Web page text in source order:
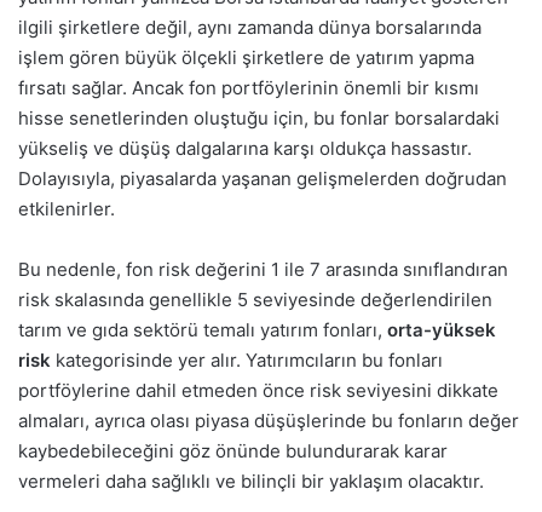
ilgili şirketlere değil, aynı zamanda dünya borsalarında
işlem gören büyük ölçekli şirketlere de yatırım yapma
fırsatı sağlar. Ancak fon portföylerinin önemli bir kısmı
hisse senetlerinden oluştuğu için, bu fonlar borsalardaki
yükseliş ve düşüş dalgalarına karşı oldukça hassastır.
Dolayısıyla, piyasalarda yaşanan gelişmelerden doğrudan
etkilenirler.
Bu nedenle, fon risk değerini 1 ile 7 arasında sınıflandıran
risk skalasında genellikle 5 seviyesinde değerlendirilen
tarım ve gıda sektörü temalı yatırım fonları, orta-yüksek
risk kategorisinde yer alır. Yatırımcıların bu fonları
portföylerine dahil etmeden önce risk seviyesini dikkate
almaları, ayrıca olası piyasa düşüşlerinde bu fonların değer
kaybedebileceğini göz önünde bulundurarak karar
vermeleri daha sağlıklı ve bilinçli bir yaklaşım olacaktır.